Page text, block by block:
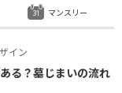
イン
る？墓じまいの流れ
マンスリー